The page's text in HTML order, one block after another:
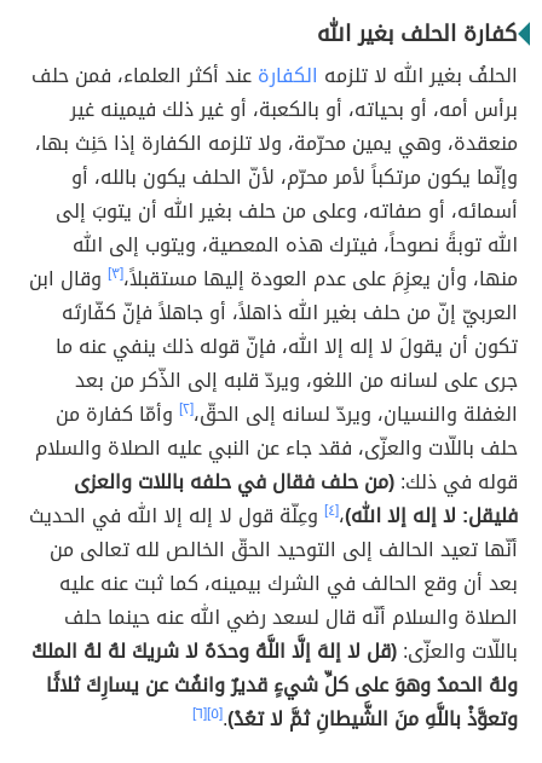
كفارة الحلف بغير الله
الحلفُ بغير الله لا تلزمه الكفارةعند أكثر العلماء، فمن حلف
برأس أمه، أو بحياته، أو بالكعبة، أو غير ذلك فيمينه غير
منعقدة، وهي يمين محرّمة، ولا تلزمه الكفارة إذا حَنِث بها،
وإنّما يكون مرتكباً لأمر محرّم، لأنّ الحلف يكون بالله، أو
أسمائه، أو صفاته، وعلى من حلف بغير الله أن يتوبَ إلى
الله توبةً نصوحاً، فيترك هذه المعصية، ويتوب إلى الله
منها، وأن يعزِمَ على عدم العودة إليها مستقبلاً،[٣]
وقال ابن
العربيّ إنّ من حلف بغير الله ذاهلاً، أو جاهلاً فإنّ كفّارتَه
تكون أن يقولَ لا إله إلا الله، فإنّ قوله ذلك ينفي عنه ما
جرى على لسانه من اللغو، ويردّ قلبه إلى الذّكر من بعد
الغفلة والنسيان، ويردّ لسانه إلى الحقّ،[٢]
وأمّا كفارة من
حلف باللّات والعزّى، فقد جاء عن النبي عليه الصلاة والسلام
قوله في ذلك:(من حلف فقال في حلفه باللات والعزى
فليقل: لا إله إلا الله)،[٤]
وعِلّة قول لا إله إلا الله في الحديث
أنّها تعيد الحالف إلى التوحيد الحقّ الخالص لله تعالى من
بعد أن وقع الحالف في الشرك بيمينه، كما ثبت عنه عليه
الصلاة والسلام أنّه قال لسعد رضي الله عنه حينما حلف
باللّات والعزّى:(قل لا إلهَ إلَّا اللَّهُ وحدَهُ لا شريكَ لهُ لهُ الملكُ
ولهُ الحمدُ وهوَ على كلِّ شيءٍ قديرٌ وانفُث عن يسارِكَ ثلاثًا
وتعوَّذْ باللَّهِ منَ الشَّيطانِ ثمَّ لا تعُدْ).[٥] [٦]